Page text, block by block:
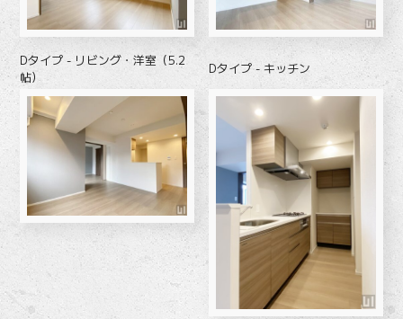
Dタイプ - リビング・洋室（5.2
帖）
Dタイプ - キッチン